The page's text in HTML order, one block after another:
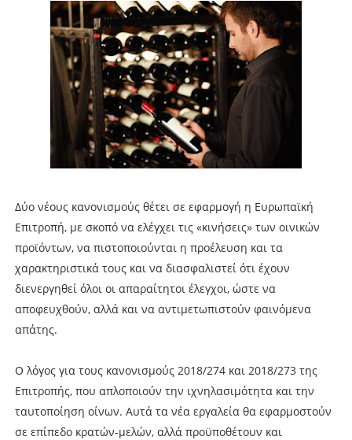
Δύο νέους κανονισµούς θέτει σε εφαρµογή η Ευρωπαϊκή
Επιτροπή, µε σκοπό να ελέγχει τις «κινήσεις» των οινικών
προϊόντων, να πιστοποιούνται η προέλευση και τα
χαρακτηριστικά τους και να διασφαλιστεί ότι έχουν
διενεργηθεί όλοι οι απαραίτητοι έλεγχοι, ώστε να
αποφευχθούν, αλλά και να αντιµετωπιστούν φαινόµενα
απάτης.
Ο λόγος για τους κανονισµούς 2018/274 και 2018/273 της
Επιτροπής, που απλοποιούν την ιχνηλασιµότητα και την
ταυτοποίηση οίνων. Αυτά τα νέα εργαλεία θα εφαρµοστούν
σε επίπεδο κρατών-µελών, αλλά προϋποθέτουν και